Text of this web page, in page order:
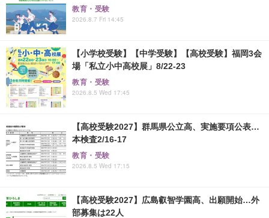
教育・受験
2026.8.7 Fri 14:45
【小学校受験】【中学受験】【高校受験】福岡3会
場「私立小中高校展」8/22-23
教育・受験
2026.8.5 Wed 17:45
【高校受験2027】群馬県公立高、実施要項公表…
本検査2/16-17
教育・受験
2026.8.5 Wed 17:15
【高校受験2027】広島叡智学園高、出願開始…外
部募集は22人